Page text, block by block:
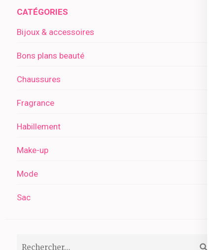
CATÉGORIES
Bijoux & accessoires
Bons plans beauté
Chaussures
Fragrance
Habillement
Make-up
Mode
Sac